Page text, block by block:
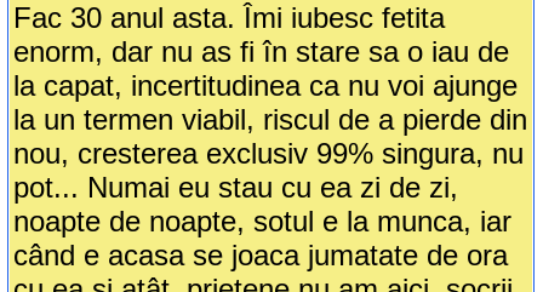
Fac 30 anul asta. Îmi iubesc fetita
enorm, dar nu as fi în stare sa o iau de
la capat, incertitudinea ca nu voi ajunge
la un termen viabil, riscul de a pierde din
nou, cresterea exclusiv 99% singura, nu
pot... Numai eu stau cu ea zi de zi,
noapte de noapte, sotul e la munca, iar
când e acasa se joaca jumatate de ora